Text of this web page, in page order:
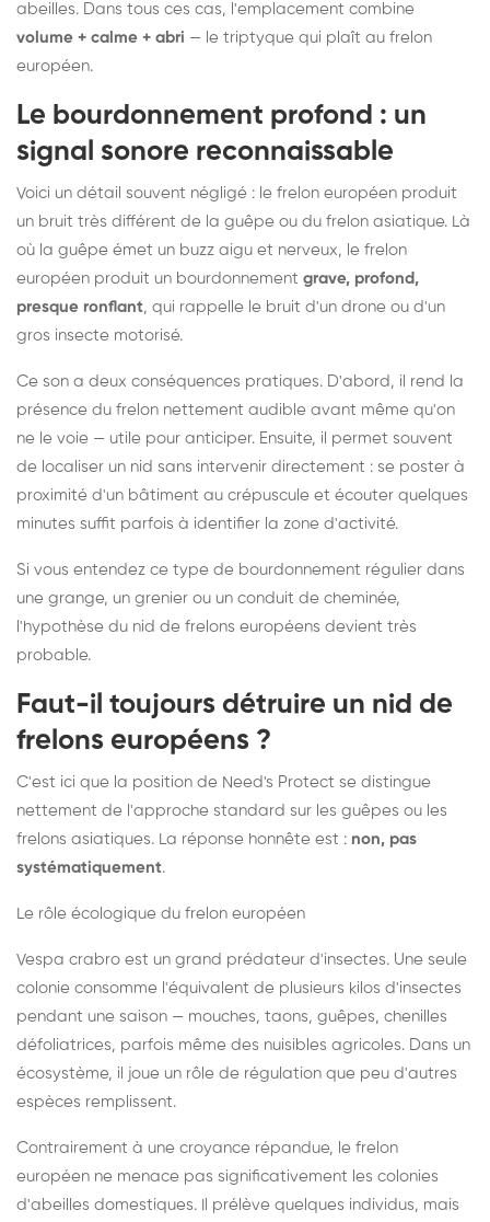
abeilles. Dans tous ces cas, l'emplacement combine
volume + calme + abri — le triptyque qui plaît au frelon
européen.
Le bourdonnement profond : un
signal sonore reconnaissable
Voici un détail souvent négligé : le frelon européen produit
un bruit très différent de la guêpe ou du frelon asiatique. Là
où la guêpe émet un buzz aigu et nerveux, le frelon
européen produit un bourdonnement grave, profond,
presque ronflant, qui rappelle le bruit d'un drone ou d'un
gros insecte motorisé.
Ce son a deux conséquences pratiques. D'abord, il rend la
présence du frelon nettement audible avant même qu'on
ne le voie — utile pour anticiper. Ensuite, il permet souvent
de localiser un nid sans intervenir directement : se poster à
proximité d'un bâtiment au crépuscule et écouter quelques
minutes suffit parfois à identifier la zone d'activité.
Si vous entendez ce type de bourdonnement régulier dans
une grange, un grenier ou un conduit de cheminée,
l'hypothèse du nid de frelons européens devient très
probable.
Faut-il toujours détruire un nid de
frelons européens ?
C'est ici que la position de Need's Protect se distingue
nettement de l'approche standard sur les guêpes ou les
frelons asiatiques. La réponse honnête est : non, pas
systématiquement.
Le rôle écologique du frelon européen
Vespa crabro est un grand prédateur d'insectes. Une seule
colonie consomme l'équivalent de plusieurs kilos d'insectes
pendant une saison — mouches, taons, guêpes, chenilles
défoliatrices, parfois même des nuisibles agricoles. Dans un
écosystème, il joue un rôle de régulation que peu d'autres
espèces remplissent.
Contrairement à une croyance répandue, le frelon
européen ne menace pas significativement les colonies
d'abeilles domestiques. Il prélève quelques individus, mais